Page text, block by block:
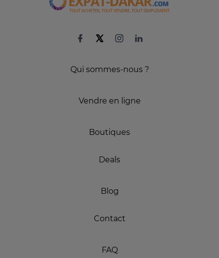
Qui sommes-nous ?
Vendre en ligne
Boutiques
Deals
Blog
Contact
FAQ